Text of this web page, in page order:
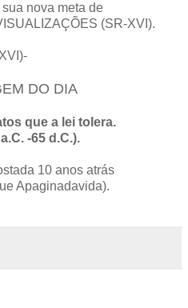
nova meta de
(SR-XVI).
DO DIA
que a lei tolera.
-65 d.C.).
10 anos atrás
Apaginadavida).